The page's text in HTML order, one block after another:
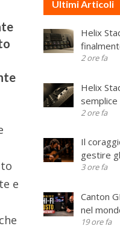
e
Ultimi Articoli
Helix
2 ore fa
Helix
semplice
2 ore fa
Il
gestire
3 ore fa
Canton
nel
19 ore fa